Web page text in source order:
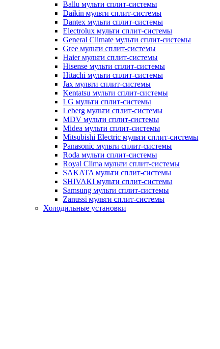
Ballu мульти сплит-системы
Daikin мульти сплит-системы
Dantex мульти сплит-системы
Electrolux мульти сплит-системы
General Climate мульти сплит-системы
Gree мульти сплит-системы
Haier мульти сплит-системы
Hisense мульти сплит-системы
Hitachi мульти сплит-системы
Jax мульти сплит-системы
Kentatsu мульти сплит-системы
LG мульти сплит-системы
Leberg мульти сплит-системы
MDV мульти сплит-системы
Midea мульти сплит-системы
Mitsubishi Electric мульти сплит-системы
Panasonic мульти сплит-системы
Roda мульти сплит-системы
Royal Clima мульти сплит-системы
SAKATA мульти сплит-системы
SHIVAKI мульти сплит-системы
Samsung мульти сплит-системы
Zanussi мульти сплит-системы
Холодильные установки